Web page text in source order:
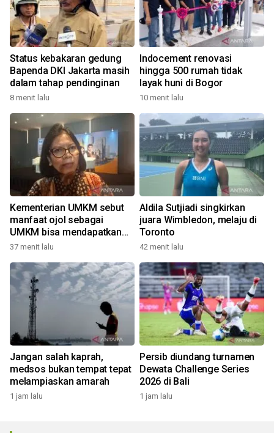
Status kebakaran gedung
Bapenda DKI Jakarta masih
dalam tahap pendinginan
8 menit lalu
Indocement renovasi
hingga 500 rumah tidak
layak huni di Bogor
10 menit lalu
Kementerian UMKM sebut
manfaat ojol sebagai
UMKM bisa mendapatkan
KUR
37 menit lalu
Aldila Sutjiadi singkirkan
juara Wimbledon, melaju di
Toronto
42 menit lalu
Jangan salah kaprah,
medsos bukan tempat tepat
melampiaskan amarah
1 jam lalu
Persib diundang turnamen
Dewata Challenge Series
2026 di Bali
1 jam lalu